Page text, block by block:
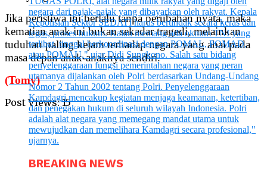
Jika peristiwa ini berlalu tanpa perubahan nyata, maka
kematian anak ini bukan sekadar tragedi, melainkan
tuduhan paling kejam terhadap negara yang abai pada
masa depan anak-anaknya sendiri.
(Tomy)
Post Views: 15
BREAKING NEWS